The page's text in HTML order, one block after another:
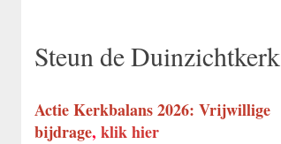
Steun de Duinzichtkerk
Actie Kerkbalans 2026: Vrijwillige
bijdrage,klik hier